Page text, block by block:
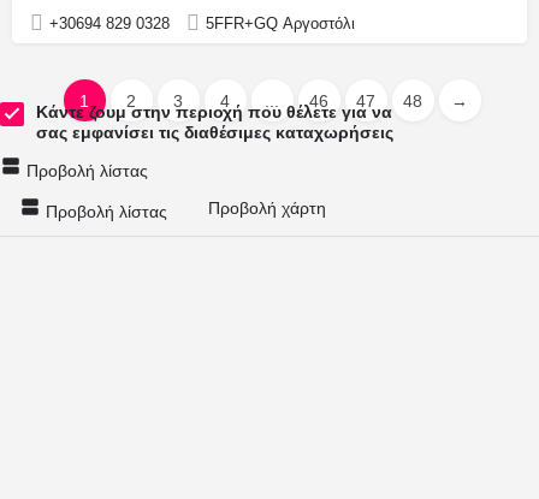
+30694 829 0328 5FFR+GQ Αργοστόλι
1 2 3 4 46 47 48 →
Κάντε ζουμ στην περιοχή που θέλετε για να
σας εμφανίσει τις διαθέσιμες καταχωρήσεις
Προβολή λίστας
Προβολή λίστας Προβολή χάρτη